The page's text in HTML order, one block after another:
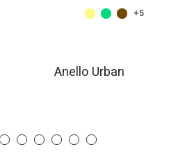
Anello Urban
+5